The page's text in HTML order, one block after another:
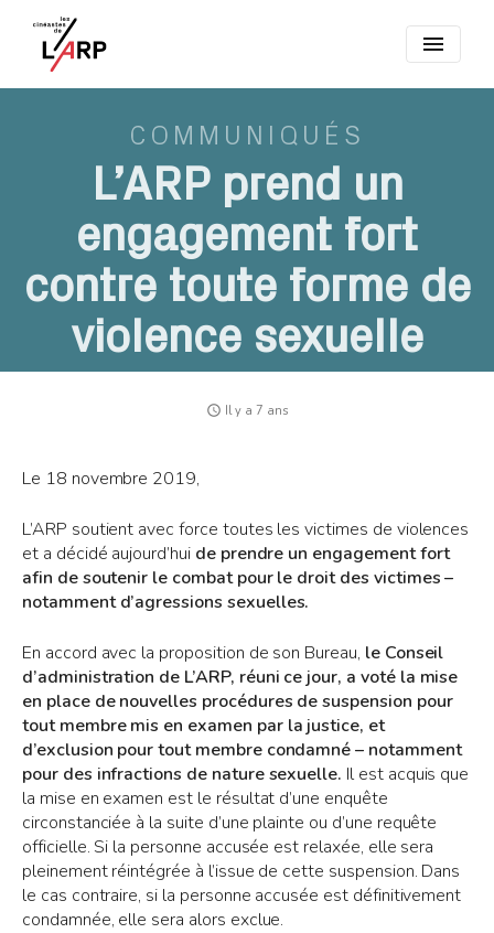
menu
COMMUNIQUÉS
L’ARP prend un
engagement fort
contre toute forme de
violence sexuelle
access_time Il y a 7 ans
Le 18 novembre 2019,
L’ARP soutient avec force toutes les victimes de violences
et a décidé aujourd’hui de prendre un engagement fort
afin de soutenir le combat pour le droit des victimes –
notamment d’agressions sexuelles.
En accord avec la proposition de son Bureau, le Conseil
d’administration de L’ARP, réuni ce jour, a voté la mise
en place de nouvelles procédures de suspension pour
tout membre mis en examen par la justice, et
d’exclusion pour tout membre condamné – notamment
pour des infractions de nature sexuelle. Il est acquis que
la mise en examen est le résultat d’une enquête
circonstanciée à la suite d’une plainte ou d’une requête
officielle. Si la personne accusée est relaxée, elle sera
pleinement réintégrée à l’issue de cette suspension. Dans
le cas contraire, si la personne accusée est définitivement
condamnée, elle sera alors exclue.